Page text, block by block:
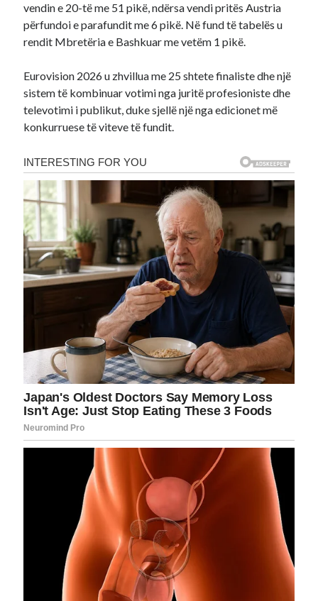
vendin e 20-të me 51 pikë, ndërsa vendi pritës Austria
përfundoi e parafundit me 6 pikë. Në fund të tabelës u
rendit Mbretëria e Bashkuar me vetëm 1 pikë.
Eurovision 2026 u zhvillua me 25 shtete finaliste dhe një
sistem të kombinuar votimi nga juritë profesioniste dhe
televotimi i publikut, duke sjellë një nga edicionet më
konkurruese të viteve të fundit.